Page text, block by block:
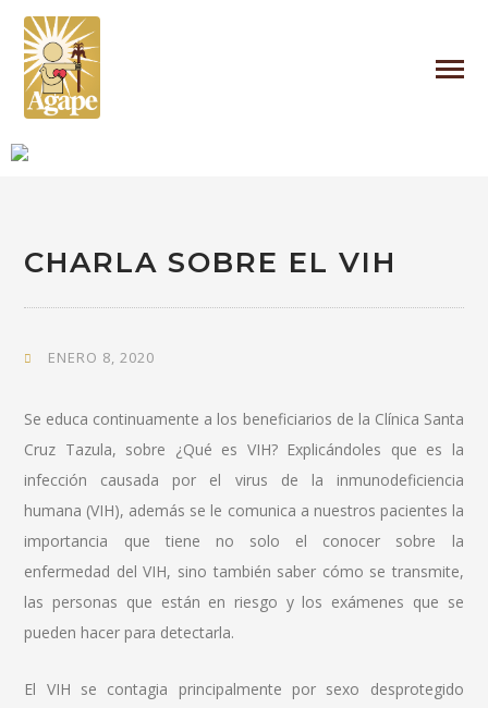
CHARLA SOBRE EL VIH
ENERO 8, 2020
Se educa continuamente a los beneficiarios de la Clínica Santa
Cruz Tazula, sobre ¿Qué es VIH? Explicándoles que es la
infección causada por el virus de la inmunodeficiencia
humana (VIH), además se le comunica a nuestros pacientes la
importancia que tiene no solo el conocer sobre la
enfermedad del VIH, sino también saber cómo se transmite,
las personas que están en riesgo y los exámenes que se
pueden hacer para detectarla.
El VIH se contagia principalmente por sexo desprotegido